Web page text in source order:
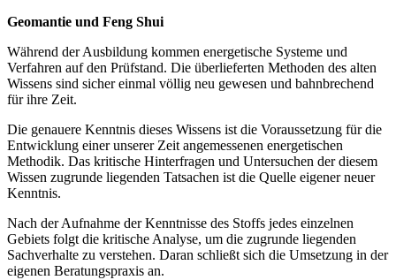
Geomantie und Feng Shui
Während der Ausbildung kommen energetische Systeme und
Verfahren auf den Prüfstand. Die überlieferten Methoden des alten
Wissens sind sicher einmal völlig neu gewesen und bahnbrechend
für ihre Zeit.
Die genauere Kenntnis dieses Wissens ist die Voraussetzung für die
Entwicklung einer unserer Zeit angemessenen energetischen
Methodik. Das kritische Hinterfragen und Untersuchen der diesem
Wissen zugrunde liegenden Tatsachen ist die Quelle eigener neuer
Kenntnis.
Nach der Aufnahme der Kenntnisse des Stoffs jedes einzelnen
Gebiets folgt die kritische Analyse, um die zugrunde liegenden
Sachverhalte zu verstehen. Daran schließt sich die Umsetzung in der
eigenen Beratungspraxis an.